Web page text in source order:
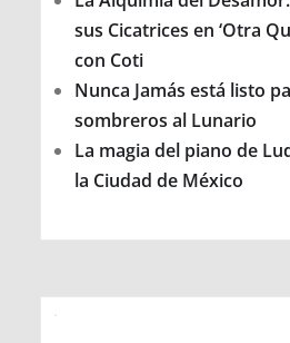
sus Cicatrices en ‘Otra
con Coti
Nunca Jamás está listo
sombreros al Lunario
La magia del piano de
la Ciudad de México